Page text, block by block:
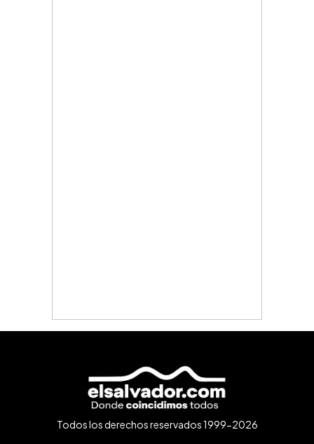
Todos los derechos reservados 1999-2026